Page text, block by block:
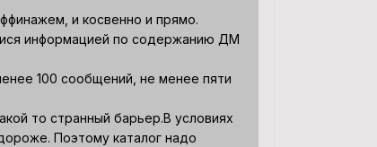
и косвенно и прямо.
информацией по содержанию ДМ
100 сообщений, не менее пяти
то странный барьер.В условиях
Поэтому каталог надо